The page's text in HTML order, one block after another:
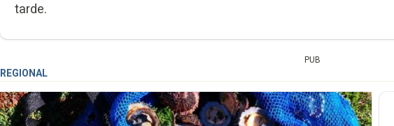
tarde.
PUB
REGIONAL